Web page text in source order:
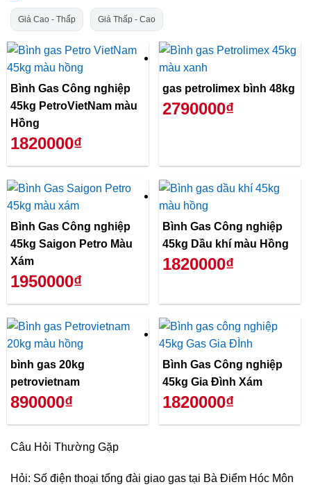
Giá Cao - Thấp Giá Thấp - Cao
Bình Gas Công nghiệp
45kg PetroVietNam màu
Hồng
1820000₫
gas petrolimex bình 48kg
2790000₫
Bình Gas Công nghiệp
45kg Saigon Petro Màu
Xám
1950000₫
Bình Gas Công nghiệp
45kg Dầu khí màu Hồng
1820000₫
bình gas 20kg
petrovietnam
890000₫
Bình Gas Công nghiệp
45kg Gia Đình Xám
1820000₫
Câu Hỏi Thường Gặp
Hỏi: Số điện thoại tổng đài giao gas tại Bà Điểm Hóc Môn